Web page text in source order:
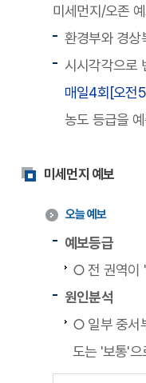
미세먼지/오존
환경부와 경상
시시각각으로
매일4회[오전
농도 등급을
미세먼지 예보
오늘 예보
예보등급
○ 전 권역이
원인분석
○ 일부 중서
도는 '보통'으